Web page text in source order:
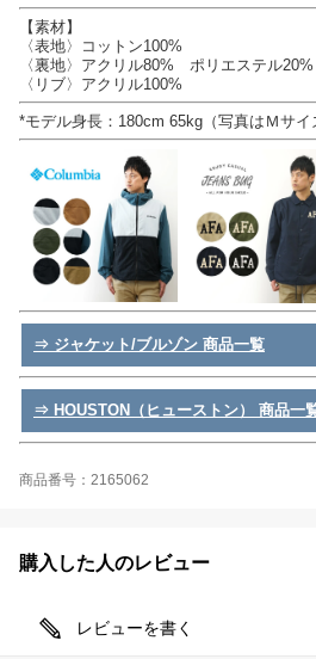
【素材】
〈表地〉コットン100%
〈裏地〉アクリル80% ポリエステル20%
〈リブ〉アクリル100%
*モデル身長：180cm 65kg（写真はＭサイ
⇒ ジャケット/ブルゾン 商品一覧
⇒ HOUSTON（ヒューストン） 商品一
商品番号：2165062
購入した人のレビュー
レビューを書く